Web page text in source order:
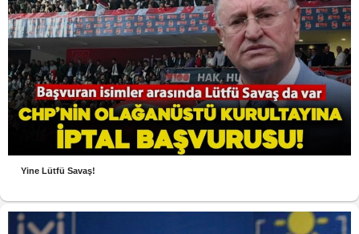
Yine Lütfü Savaş!